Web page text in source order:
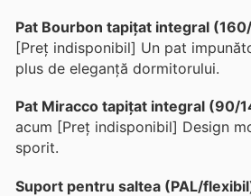
Pat Bourbon tapițat integral
[Preț indisponibil] Un pat
plus de eleganță dormitorului.
Pat Miracco tapițat integral (90/
acum [Preț indisponibil] Design
sporit.
Suport pentru saltea (PAL/